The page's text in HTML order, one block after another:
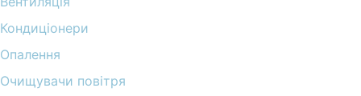
Кондиціонери
Опалення
Очищувачи повітря